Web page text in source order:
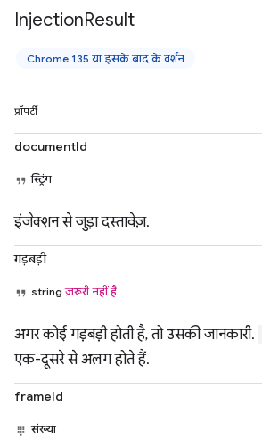
InjectionResult
Chrome 135 या इसके बाद के वर्शन
प्रॉपर्टी
documentId
स्ट्रिंग
इंजेक्शन से जुड़ा दस्तावेज़.
गड़बड़ी
stringज़रूरी नहीं है
अगर कोई गड़बड़ी होती है, तो उसकी जानकारी.
एक-दूसरे से अलग होते हैं.
frameId
संख्या